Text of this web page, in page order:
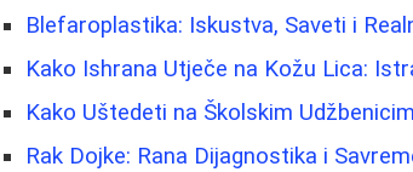
Blefaroplastika: Iskustva, Saveti i
Kako Ishrana Utječe na Kožu Lica:
Kako Uštedeti na Školskim
Rak Dojke: Rana Dijagnostika i